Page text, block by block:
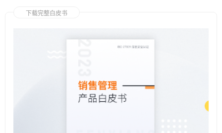
下载完整白皮书